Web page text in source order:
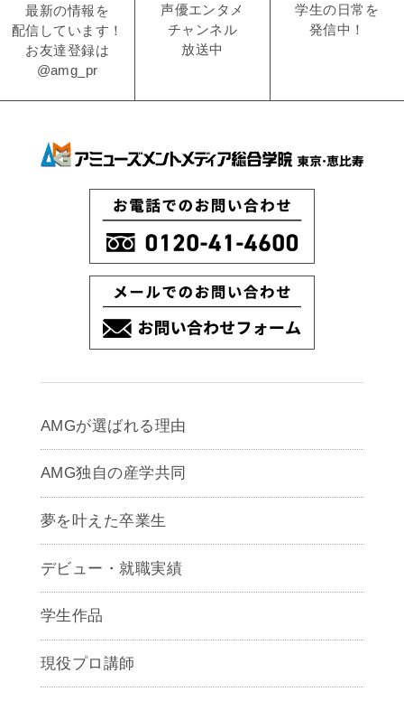
最新の情報を
配信しています！
お友達登録は
@amg_pr
声優エンタメ
チャンネル
放送中
学生の日常を
発信中！
AMGが選ばれる理由
AMG独自の産学共同
夢を叶えた卒業生
デビュー・就職実績
学生作品
現役プロ講師